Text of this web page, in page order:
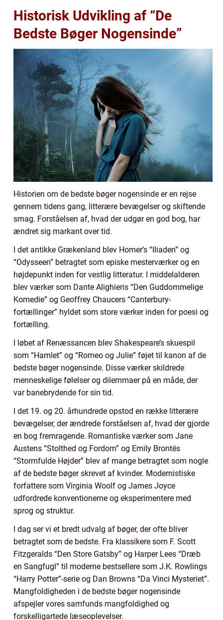
Historisk Udvikling af “De
Bedste Bøger Nogensinde”
Historien om de bedste bøger nogensinde er en rejse
gennem tidens gang, litterære bevægelser og skiftende
smag. Forståelsen af, hvad der udgør en god bog, har
ændret sig markant over tid.
I det antikke Grækenland blev Homer’s “Iliaden” og
“Odysseen” betragtet som episke mesterværker og en
højdepunkt inden for vestlig litteratur. I middelalderen
blev værker som Dante Alighieris “Den Guddommelige
Komedie” og Geoffrey Chaucers “Canterbury-
fortællinger” hyldet som store værker inden for poesi og
fortælling.
I løbet af Renæssancen blev Shakespeare’s skuespil
som “Hamlet” og “Romeo og Julie” føjet til kanon af de
bedste bøger nogensinde. Disse værker skildrede
menneskelige følelser og dilemmaer på en måde, der
var banebrydende for sin tid.
I det 19. og 20. århundrede opstod en række litterære
bevægelser, der ændrede forståelsen af, hvad der gjorde
en bog fremragende. Romantiske værker som Jane
Austens “Stolthed og Fordom” og Emily Brontës
“Stormfulde Højder” blev af mange betragtet som nogle
af de bedste bøger skrevet af kvinder. Modernistiske
forfattere som Virginia Woolf og James Joyce
udfordrede konventionerne og eksperimentere med
sprog og struktur.
I dag ser vi et bredt udvalg af bøger, der ofte bliver
betragtet som de bedste. Fra klassikere som F. Scott
Fitzgeralds “Den Store Gatsby” og Harper Lees “Dræb
en Sangfugl” til moderne bestsellere som J.K. Rowlings
“Harry Potter”-serie og Dan Browns “Da Vinci Mysteriet”.
Mangfoldigheden i de bedste bøger nogensinde
afspejler vores samfunds mangfoldighed og
forskelligartede læseoplevelser.